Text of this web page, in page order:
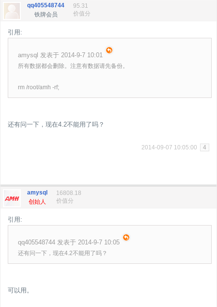
qq405548744
铁牌会员
95.31
价值分
引用:
amysql 发表于 2014-9-7 10:01
所有数据都会删除。注意有数据请先备份。
rm /root/amh -rf;
还有问一下，现在4.2不能用了吗？
2014-09-07 10:05:00 4
amysql
创始人
16808.18
价值分
引用:
qq405548744 发表于 2014-9-7 10:05
还有问一下，现在4.2不能用了吗？
可以用。